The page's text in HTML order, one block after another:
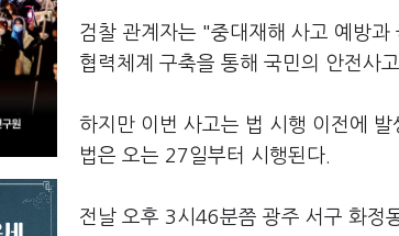
검찰 관계자는 "중대재해 사고 예방
협력체계 구축을 통해 국민의 안전사
하지만 이번 사고는 법 시행 이전에
법은 오는 27일부터 시행된다.
전날 오후 3시46분쯤 광주 서구 화정